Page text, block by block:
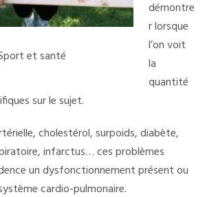
et santé
démontre
r lorsque
l’on voit
la
quantité
sur le sujet.
cholestérol, surpoids, diabète,
infarctus… ces problèmes
un dysfonctionnement présent ou
cardio-pulmonaire.